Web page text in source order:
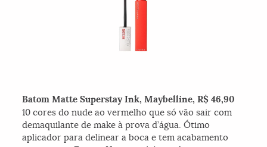
Batom Matte Superstay Ink, Maybelline, R$ 46,90
10 cores do nude ao vermelho que só vão sair com
demaquilante de make à prova d’água. Ótimo
aplicador para delinear a boca e tem acabamento